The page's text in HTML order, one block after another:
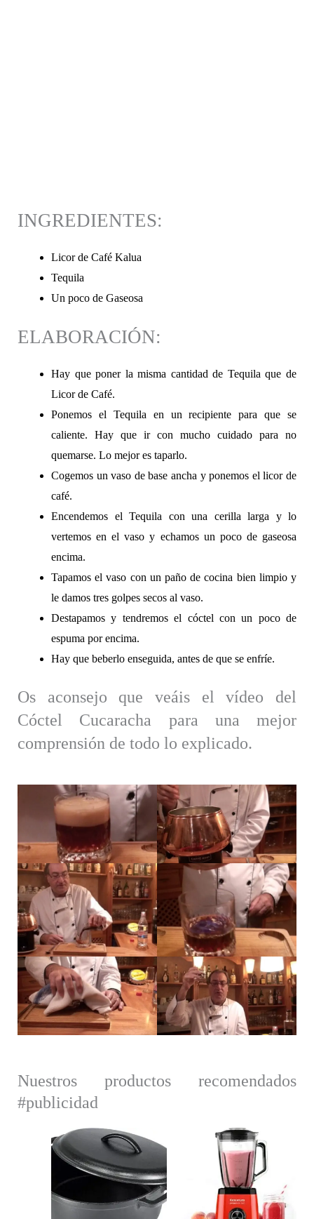
INGREDIENTES:
Licor de Café Kalua
Tequila
Un poco de Gaseosa
ELABORACIÓN:
Hay que poner la misma cantidad de Tequila que de
Licor de Café.
Ponemos el Tequila en un recipiente para que se
caliente. Hay que ir con mucho cuidado para no
quemarse. Lo mejor es taparlo.
Cogemos un vaso de base ancha y ponemos el licor de
café.
Encendemos el Tequila con una cerilla larga y lo
vertemos en el vaso y echamos un poco de gaseosa
encima.
Tapamos el vaso con un paño de cocina bien limpio y
le damos tres golpes secos al vaso.
Destapamos y tendremos el cóctel con un poco de
espuma por encima.
Hay que beberlo enseguida, antes de que se enfríe.
Os aconsejo que veáis el vídeo del
Cóctel Cucaracha para una mejor
comprensión de todo lo explicado.
Nuestros productos recomendados
#publicidad